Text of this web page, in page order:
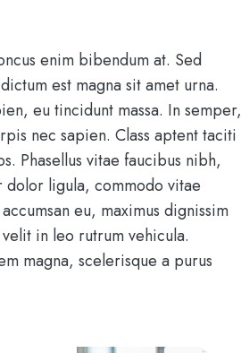
enim bibendum at. Sed
est magna sit amet urna.
eu tincidunt massa. In semper,
nec sapien. Class aptent taciti
Phasellus vitae faucibus nibh,
dolor ligula, commodo vitae
eu, maximus dignissim
in leo rutrum vehicula.
magna, scelerisque a purus